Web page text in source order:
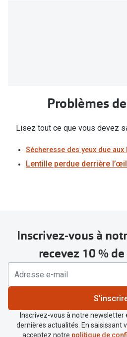
Problèmes
Lisez tout ce que vous devez
Sécheresse des yeux due aux
Lentille perdue derrière l’œil
Inscrivez-vous à
recevez 10 %
Inscrivez-vous à notre
dernières actualités. En saisissant
acceptez notre politique de